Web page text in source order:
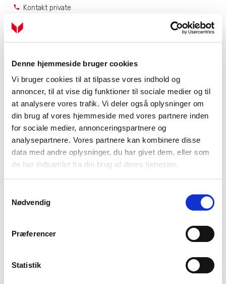
Denne hjemmeside bruger cookies
Vi bruger cookies til at tilpasse vores indhold og
annoncer, til at vise dig funktioner til sociale medier og til
at analysere vores trafik. Vi deler også oplysninger om
din brug af vores hjemmeside med vores partnere inden
for sociale medier, annonceringspartnere og
analysepartnere. Vores partnere kan kombinere disse
data med andre oplysninger, du har givet dem, eller som
de har indsamlet fra din brug af deres tjenester.
Nødvendig
Præferencer
Statistik
phone Kontakt private
Service
Få hjælp til dit produkt
Bestil serviceabonnement
NIBE Uplink
Åbningstider
Mandag - torsdag
7.00 - 16.00
Fredag
Om os
Varmepumper til erhverv og industri
Sitemap